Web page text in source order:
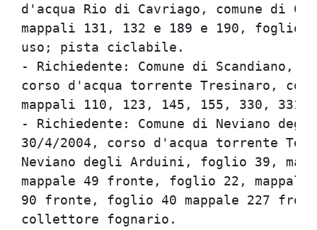
d'acqua Rio di Cavriago,
mappali 131, 132 e 189 e
uso;
- Richiedente: Comune di
corso d'acqua torrente
mappali 110, 123, 145,
- Richiedente: Comune di
30/4/2004, corso d'acqua
Neviano degli Arduini, foglio
mappale 49 fronte, foglio 22,
90 fronte, foglio 40 mappale